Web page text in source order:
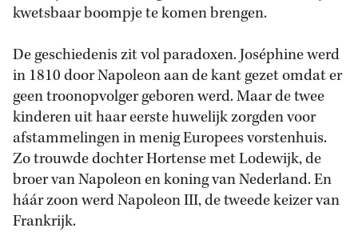
kwetsbaar boompje te komen brengen.
De geschiedenis zit vol paradoxen. Joséphine werd
in 1810 door Napoleon aan de kant gezet omdat er
geen troonopvolger geboren werd. Maar de twee
kinderen uit haar eerste huwelijk zorgden voor
afstammelingen in menig Europees vorstenhuis.
Zo trouwde dochter Hortense met Lodewijk, de
broer van Napoleon en koning van Nederland. En
háár zoon werd Napoleon III, de tweede keizer van
Frankrijk.